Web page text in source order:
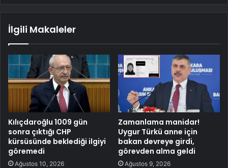
İlgili Makaleler
Kılıçdaroğlu 1009 gün
sonra çıktığı CHP
kürsüsünde beklediği ilgiyi
göremedi
Ağustos 10, 2026
Zamanlama manidar!
Uygur Türkü anne için
bakan devreye girdi,
görevden alma geldi
Ağustos 9, 2026